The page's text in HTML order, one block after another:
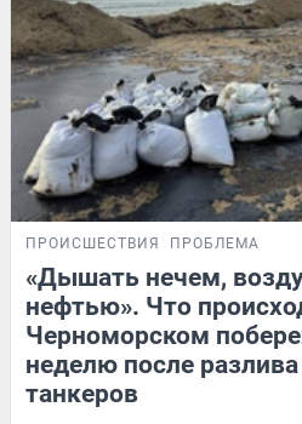
ПРОИСШЕСТВИЯ ПРОБЛЕМА
«Дышать нечем,
нефтью». Что
Черноморском
неделю после
танкеров